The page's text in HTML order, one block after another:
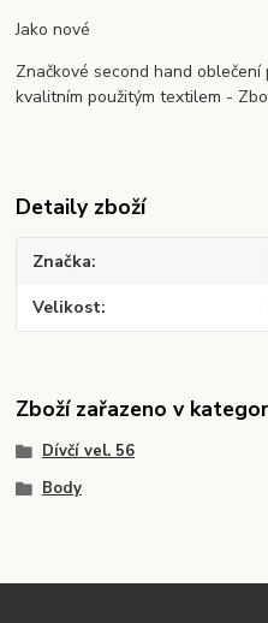
Jako nové
Značkové second hand
kvalitním použitým textilem -
Detaily zboží
Značka
Velikost
Zboží zařazeno v
Dívčí vel. 56
Body